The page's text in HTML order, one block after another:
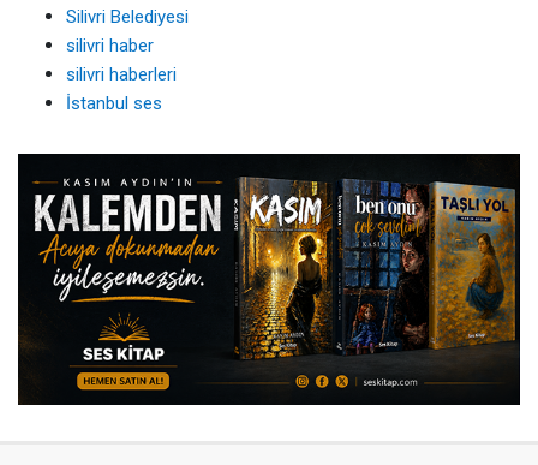
Silivri Belediyesi
silivri haber
silivri haberleri
İstanbul ses